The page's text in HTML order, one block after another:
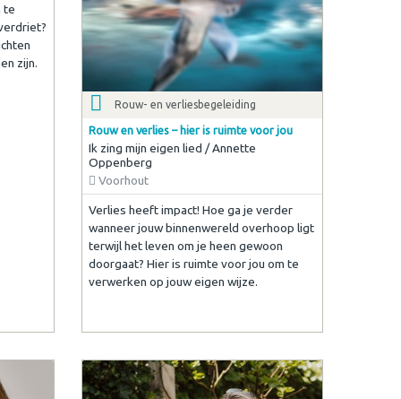
te
zijn.
Rouw- en verliesbegeleiding
Rouw en verlies – hier is ruimte voor jou
Ik zing mijn eigen lied / Annette
Oppenberg
Voorhout
Verlies heeft impact! Hoe ga je verder
wanneer jouw binnenwereld overhoop ligt
terwijl het leven om je heen gewoon
doorgaat? Hier is ruimte voor jou om te
verwerken op jouw eigen wijze.